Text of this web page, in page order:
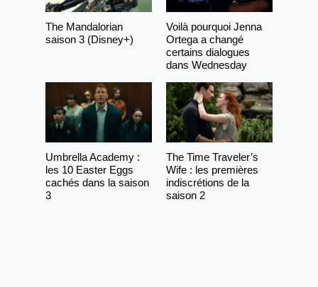
The Mandalorian
saison 3 (Disney+)
Voilà pourquoi Jenna
Ortega a changé
certains dialogues
dans Wednesday
Umbrella Academy :
les 10 Easter Eggs
cachés dans la saison
3
The Time Traveler’s
Wife : les premières
indiscrétions de la
saison 2